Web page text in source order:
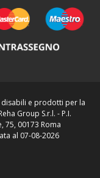
e prodotti per la
Group S.r.l. - P.I.
75, 00173 Roma
al 07-08-2026